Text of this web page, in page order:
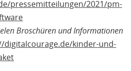
pressemitteilungen/2021/pm-
Broschüren und Informationen
digitalcourage.de/kinder-und-